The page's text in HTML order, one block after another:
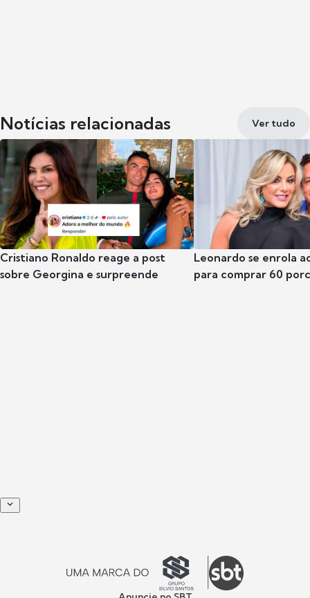
Notícias relacionadas Ver tudo
Cristiano Ronaldo reage a post
sobre Georgina e surpreende
Leonardo se enrola
para comprar 60